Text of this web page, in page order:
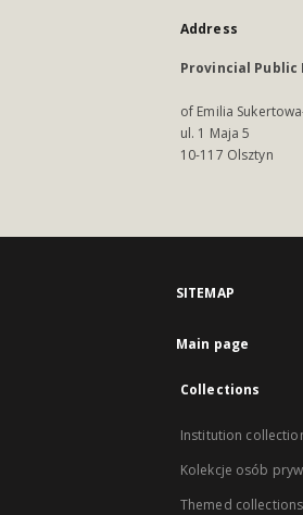
Address
Provincial Public
of Emilia
ul. 1 Maja 5
10-117 Olsztyn
SITEMAP
Main page
Collections
Institution
Kolekcje osób
Themed collections